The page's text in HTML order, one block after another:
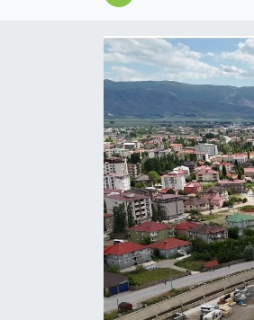
Siyaset
Teknoloji
Kültür Sanat
Hasköy